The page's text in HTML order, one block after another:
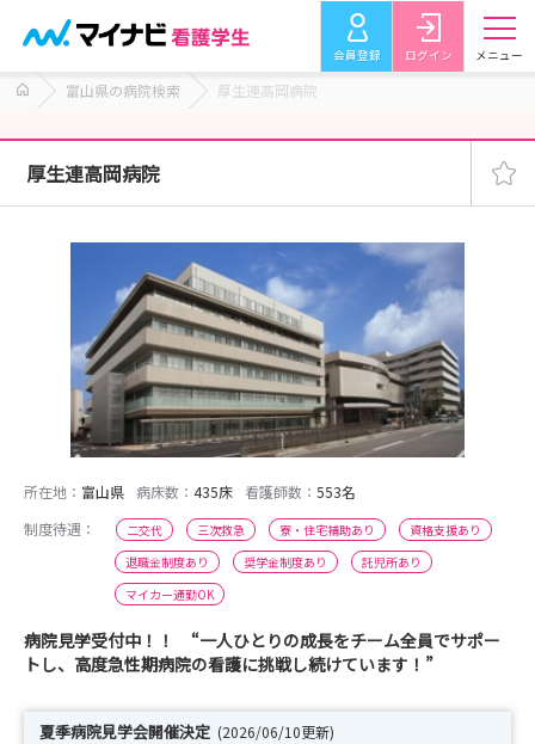
会員登録 ログイン メニュー
富山県の病院検索 厚生連高岡病院
厚生連高岡病院
所在地： 富山県 病床数： 435床 看護師数： 553名
制度待遇：
二交代 三次救急 寮・住宅補助あり
資格支援あり
退職金制度あり
奨学金制度あり
託児所あり
マイカー通勤OK
病院見学受付中！！ “一人ひとりの成長をチーム全員でサポー
トし、高度急性期病院の看護に挑戦し続けています！”
夏季病院見学会開催決定 (2026/06/10更新)